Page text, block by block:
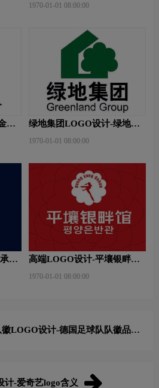
1970-01-01 08:00:00
会
绿地集团LOGO设计-绿地集
1970-01-01 08:00:00
机
高端LOGO设计-平壤银畔馆
1970-01-01 08:00:00
LOGO设计-德国足球队队徽品牌
计-爱奇艺logo含义